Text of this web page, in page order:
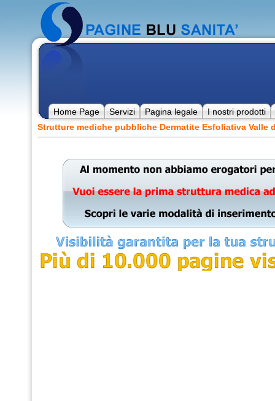
Home Page Servizi Pagina legale
I nostri prodotti
Strutture mediche pubbliche Dermatite Esfoliativa Valle